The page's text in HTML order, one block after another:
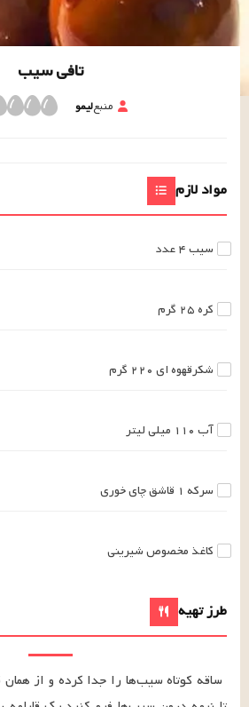
تافی سیب
منبعلیمو
مواد لازم
سیب۴ عدد
کره۲۵ گرم
شکرقهوه ای ۲۲۰ گرم
آب ۱۱۰ میلی لیتر
سرکه ۱ قاشق چای خوری
کاغذ مخصوص شیرینی
طرز تهیه